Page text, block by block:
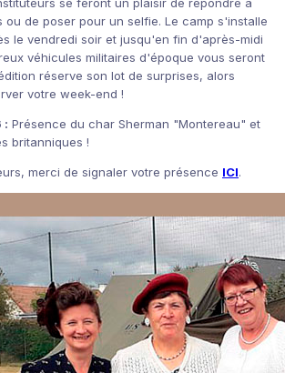
ou de poser pour un selfie. Le camp s'installe
le vendredi soir et jusqu'en fin d'après-midi
véhicules militaires d'époque vous seront
réserve son lot de surprises, alors
votre week-end !
: Présence du char Sherman "Montereau" et
britanniques !
merci de signaler votre présence ICI.